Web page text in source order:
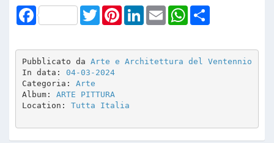
Facebook TwitterPinterestLinkedInEmail WhatsApp
Pubblicato da Arte e Architettura del Ventennio
In data: 04-03-2024
Categoria: Arte
Album: ARTE PITTURA
Location: Tutta Italia